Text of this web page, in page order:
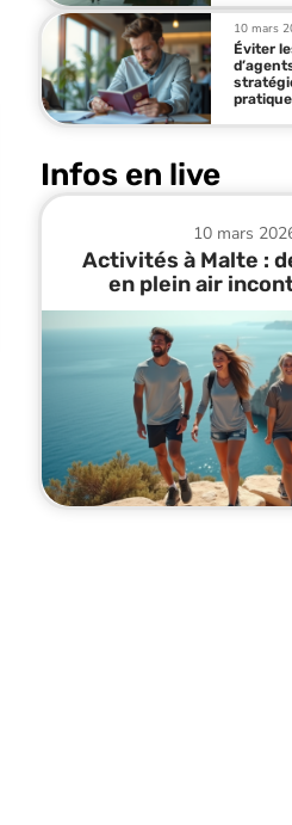
10 mars
Éviter
Infos en live
10 mars
Activités à Malte :
en plein air